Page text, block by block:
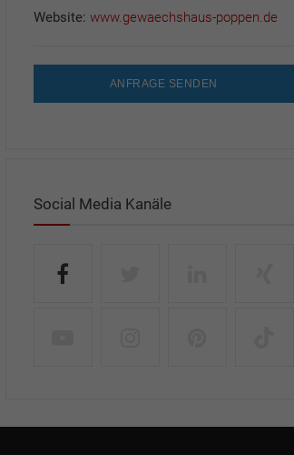
Website: www.gewaechshaus-poppen.de
ANFRAGE SENDEN
Social Media Kanäle